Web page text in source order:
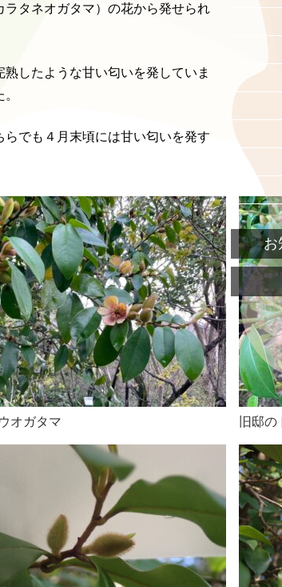
タネオガタマ）の花から発せられ
したような甘い匂いを発していま
でも４月末頃には甘い匂いを発す
オガタマ 旧邸
お